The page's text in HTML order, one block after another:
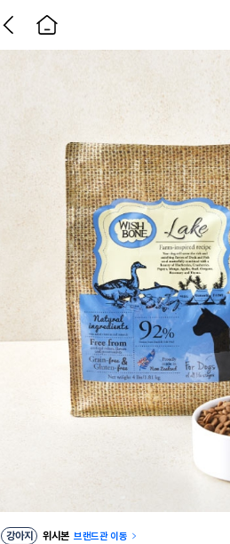
강아지 위시본 브랜드관 이동